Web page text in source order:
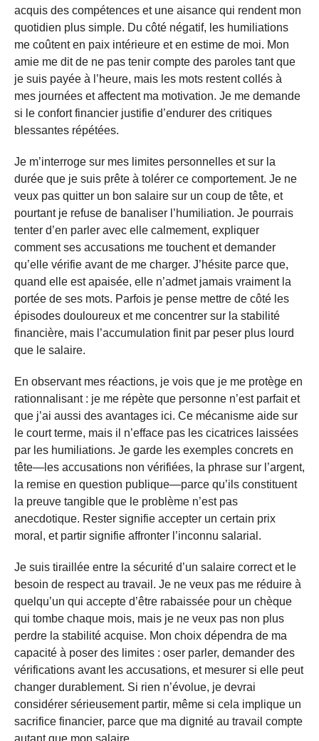
acquis des compétences et une aisance qui rendent mon
quotidien plus simple. Du côté négatif, les humiliations
me coûtent en paix intérieure et en estime de moi. Mon
amie me dit de ne pas tenir compte des paroles tant que
je suis payée à l’heure, mais les mots restent collés à
mes journées et affectent ma motivation. Je me demande
si le confort financier justifie d’endurer des critiques
blessantes répétées.
Je m’interroge sur mes limites personnelles et sur la
durée que je suis prête à tolérer ce comportement. Je ne
veux pas quitter un bon salaire sur un coup de tête, et
pourtant je refuse de banaliser l’humiliation. Je pourrais
tenter d’en parler avec elle calmement, expliquer
comment ses accusations me touchent et demander
qu’elle vérifie avant de me charger. J’hésite parce que,
quand elle est apaisée, elle n’admet jamais vraiment la
portée de ses mots. Parfois je pense mettre de côté les
épisodes douloureux et me concentrer sur la stabilité
financière, mais l’accumulation finit par peser plus lourd
que le salaire.
En observant mes réactions, je vois que je me protège en
rationnalisant : je me répète que personne n’est parfait et
que j’ai aussi des avantages ici. Ce mécanisme aide sur
le court terme, mais il n’efface pas les cicatrices laissées
par les humiliations. Je garde les exemples concrets en
tête—les accusations non vérifiées, la phrase sur l’argent,
la remise en question publique—parce qu’ils constituent
la preuve tangible que le problème n’est pas
anecdotique. Rester signifie accepter un certain prix
moral, et partir signifie affronter l’inconnu salarial.
Je suis tiraillée entre la sécurité d’un salaire correct et le
besoin de respect au travail. Je ne veux pas me réduire à
quelqu’un qui accepte d’être rabaissée pour un chèque
qui tombe chaque mois, mais je ne veux pas non plus
perdre la stabilité acquise. Mon choix dépendra de ma
capacité à poser des limites : oser parler, demander des
vérifications avant les accusations, et mesurer si elle peut
changer durablement. Si rien n’évolue, je devrai
considérer sérieusement partir, même si cela implique un
sacrifice financier, parce que ma dignité au travail compte
autant que mon salaire.